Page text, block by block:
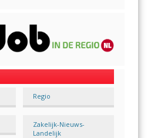
Regio
Zakelijk-Nieuws-
Landelijk